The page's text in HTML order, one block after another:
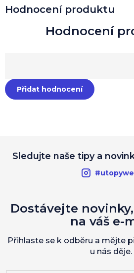
Hodnocení produktu
Přidat hodnocení
Sledujte naše tipy a
Dostávejte
na váš e-
Přihlaste se k odběru a mějte
u nás děje.